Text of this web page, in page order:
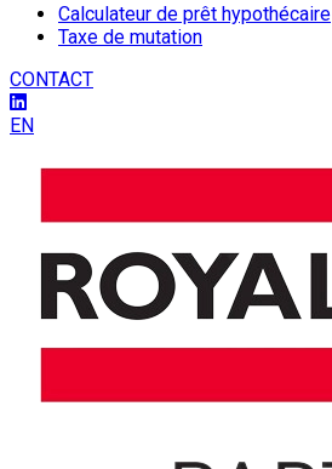
Calculateur de prêt hypothécaire
Taxe de mutation
CONTACT
EN